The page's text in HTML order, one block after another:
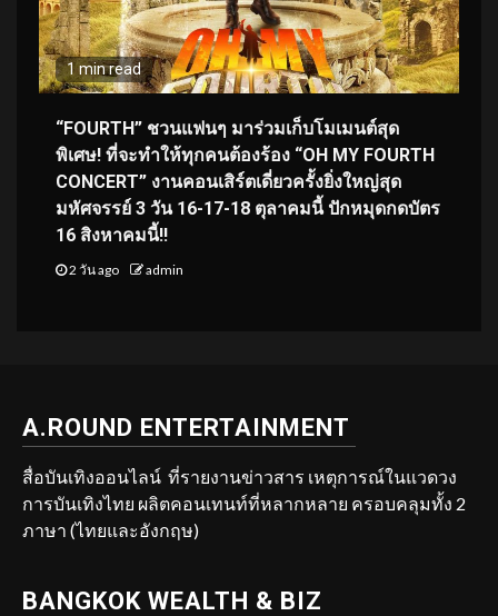
1 min read
“FOURTH” ชวนแฟนๆ มาร่วมเก็บโมเมนต์สุด
พิเศษ! ที่จะทำให้ทุกคนต้องร้อง “OH MY FOURTH
CONCERT” งานคอนเสิร์ตเดี่ยวครั้งยิ่งใหญ่สุด
มหัศจรรย์ 3 วัน 16-17-18 ตุลาคมนี้ ปักหมุดกดบัตร
16 สิงหาคมนี้!!
2 วัน ago admin
A.ROUND ENTERTAINMENT
สื่อบันเทิงออนไลน์ ที่รายงานข่าวสาร เหตุการณ์ในแวดวง
การบันเทิงไทย ผลิตคอนเทนท์ที่หลากหลาย ครอบคลุมทั้ง 2
ภาษา (ไทยและอังกฤษ)
BANGKOK WEALTH & BIZ